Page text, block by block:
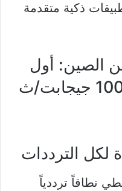
ذكية متقدمة
لكل الترددات
نطاقاً ترددياً